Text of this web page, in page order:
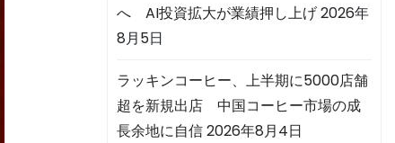
へ AI投資拡大が業績押し上げ2026年
8月5日
ラッキンコーヒー、上半期に5000店舗
超を新規出店 中国コーヒー市場の成
長余地に自信2026年8月4日